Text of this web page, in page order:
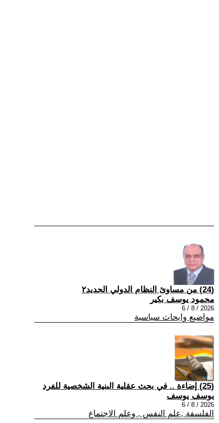
(24) من مساوئ النظام الدولي الجديد٢
محمود يوسف بكير
2026 / 8 / 6
مواضيع وابحاث سياسية
(25) إضاءة .. في بحث عقلية البنية الشخصية للفرد
يوسف يوسف
2026 / 8 / 6
الفلسفة ,علم النفس , وعلم الاجتماع